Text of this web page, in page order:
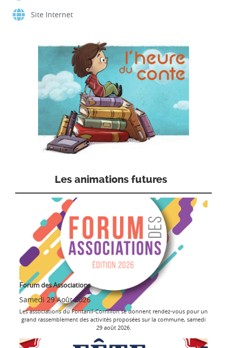
Site Internet
Les animations futures
Forum des Associations
Samedi 29 Août 2026
Les associations du Fontanil-Cornillon se donnent rendez-vous pour un
grand rassemblement des activités proposées sur la commune, samedi
29 août 2026.